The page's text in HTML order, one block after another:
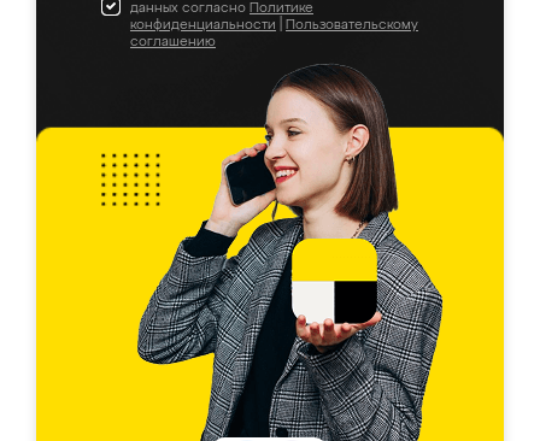
данных согласно Политике
конфиденциальности
Пользовательскому
соглашению